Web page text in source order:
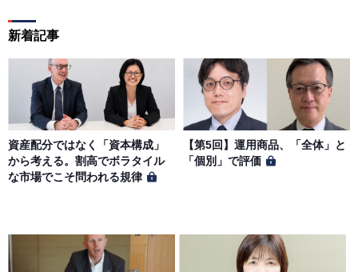
新着記事
資産配分ではなく「資本構成」
から考える。割高でボラタイル
な市場でこそ問われる規律
【第5回】運用商品、「全体」と
「個別」で評価